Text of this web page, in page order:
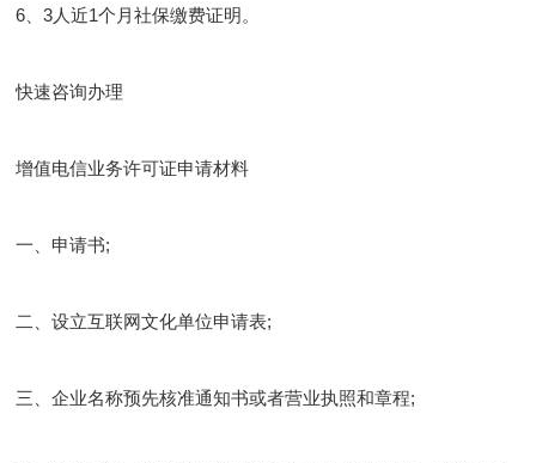
6、3人近1个月社保缴费证明。
快速咨询办理
增值电信业务许可证申请材料
一、申请书;
二、设立互联网文化单位申请表;
三、企业名称预先核准通知书或者营业执照和章程;